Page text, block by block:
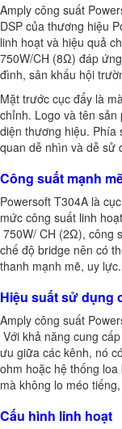
Amply công suất
DSP của thương hiệu
linh hoạt và hiệu quả
750W/CH (8Ω) đáp
đình, sân khấu hội
Mặt trước cục đẩy là
chỉnh. Logo và tên
diện thương hiệu. Phía
quan dễ nhìn và dễ sử
Công suất mạnh
Powersoft T304A là
mức công suất linh
750W/ CH (2Ω), công
chế độ bridge nên có
thanh mạnh mẽ, uy lực.
Hiệu suất sử dụng
Amply công suất
Với khả năng cung
ưu giữa các kênh, nó
ohm hoặc hệ thống
mà không lo méo
Cấu hình linh hoạt